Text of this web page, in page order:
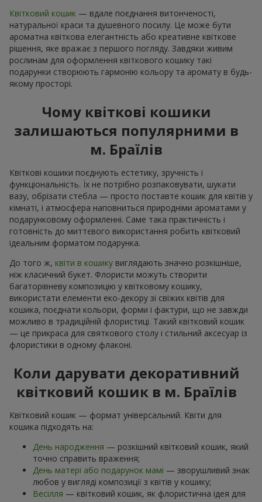
Квітковий кошик — вдале поєднання витонченості,
натуральної краси та душевного посилу. Це може бути
ароматна квіткова елегантність або креативне квіткове
рішення, яке вражає з першого погляду. Завдяки живим
рослинам для оформлення квіткового кошику такі
подарунки створюють гармонію кольору та аромату в будь-
якому просторі.
Чому квіткові кошики
залишаються популярними в
м. Браїлів
Квіткові кошики поєднують естетику, зручність і
функціональність. Їх не потрібно розпаковувати, шукати
вазу, обрізати стебла — просто поставте кошик для квітів у
кімнаті, і атмосфера наповниться природніми ароматами у
подарунковому оформленні. Саме така практичність і
готовність до миттєвого використання робить квітковий
ідеальним форматом подарунка.
До того ж, квіти в кошику виглядають значно розкішніше,
ніж класичний букет. Флористи можуть створити
багаторівневу композицію у квітковому кошику,
використати елементи еко-декору зі свіжих квітів для
кошика, поєднати кольори, форми і фактури, що не завжди
можливо в традиційній флористиці. Такий квітковий кошик
— це прикраса для святкового столу і стильний аксесуар із
флористики в одному флаконі.
Коли дарувати декоративний
квітковий кошик в м. Браїлів
Квітковий кошик — формат універсальний. Квіти для
кошика підходять на:
День народження — розкішний квітковий кошик, який
точно справить враження;
День матері або подарунок мамі — зворушливий знак
любов у вигляді композиції з квітів у кошику;
Весілля — квітковий кошик, як флористична ідея для